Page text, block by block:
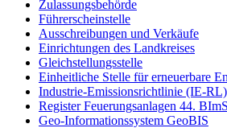
Zulassungsbehörde
Führerscheinstelle
Ausschreibungen und Verkäufe
Einrichtungen des Landkreises
Gleichstellungsstelle
Einheitliche Stelle für erneuerbare
Industrie-Emissionsrichtlinie (IE-RL)
Register Feuerungsanlagen 44.
Geo-Informationssystem GeoBIS